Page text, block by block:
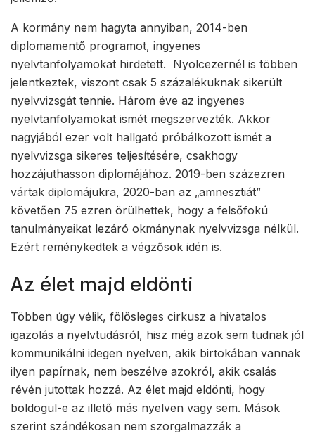
A kormány nem hagyta annyiban, 2014-ben
diplomamentő programot, ingyenes
nyelvtanfolyamokat hirdetett. Nyolcezernél is többen
jelentkeztek, viszont csak 5 százalékuknak sikerült
nyelvvizsgát tennie. Három éve az ingyenes
nyelvtanfolyamokat ismét megszervezték. Akkor
nagyjából ezer volt hallgató próbálkozott ismét a
nyelvvizsga sikeres teljesítésére, csakhogy
hozzájuthasson diplomájához. 2019-ben százezren
vártak diplomájukra, 2020-ban az „amnesztiát”
követően 75 ezren örülhettek, hogy a felsőfokú
tanulmányaikat lezáró okmánynak nyelvvizsga nélkül.
Ezért reménykedtek a végzősök idén is.
Az élet majd eldönti
Többen úgy vélik, fölösleges cirkusz a hivatalos
igazolás a nyelvtudásról, hisz még azok sem tudnak jól
kommunikálni idegen nyelven, akik birtokában vannak
ilyen papírnak, nem beszélve azokról, akik csalás
révén jutottak hozzá. Az élet majd eldönti, hogy
boldogul-e az illető más nyelven vagy sem. Mások
szerint szándékosan nem szorgalmazzák a